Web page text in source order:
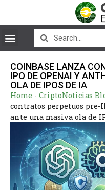
COINBASE LANZA
IPO DE OPENAI Y
OLA DE IPOS DE IA
Home - CriptoNoticias
contratos perpetuos pre-
ante una masiva ola de